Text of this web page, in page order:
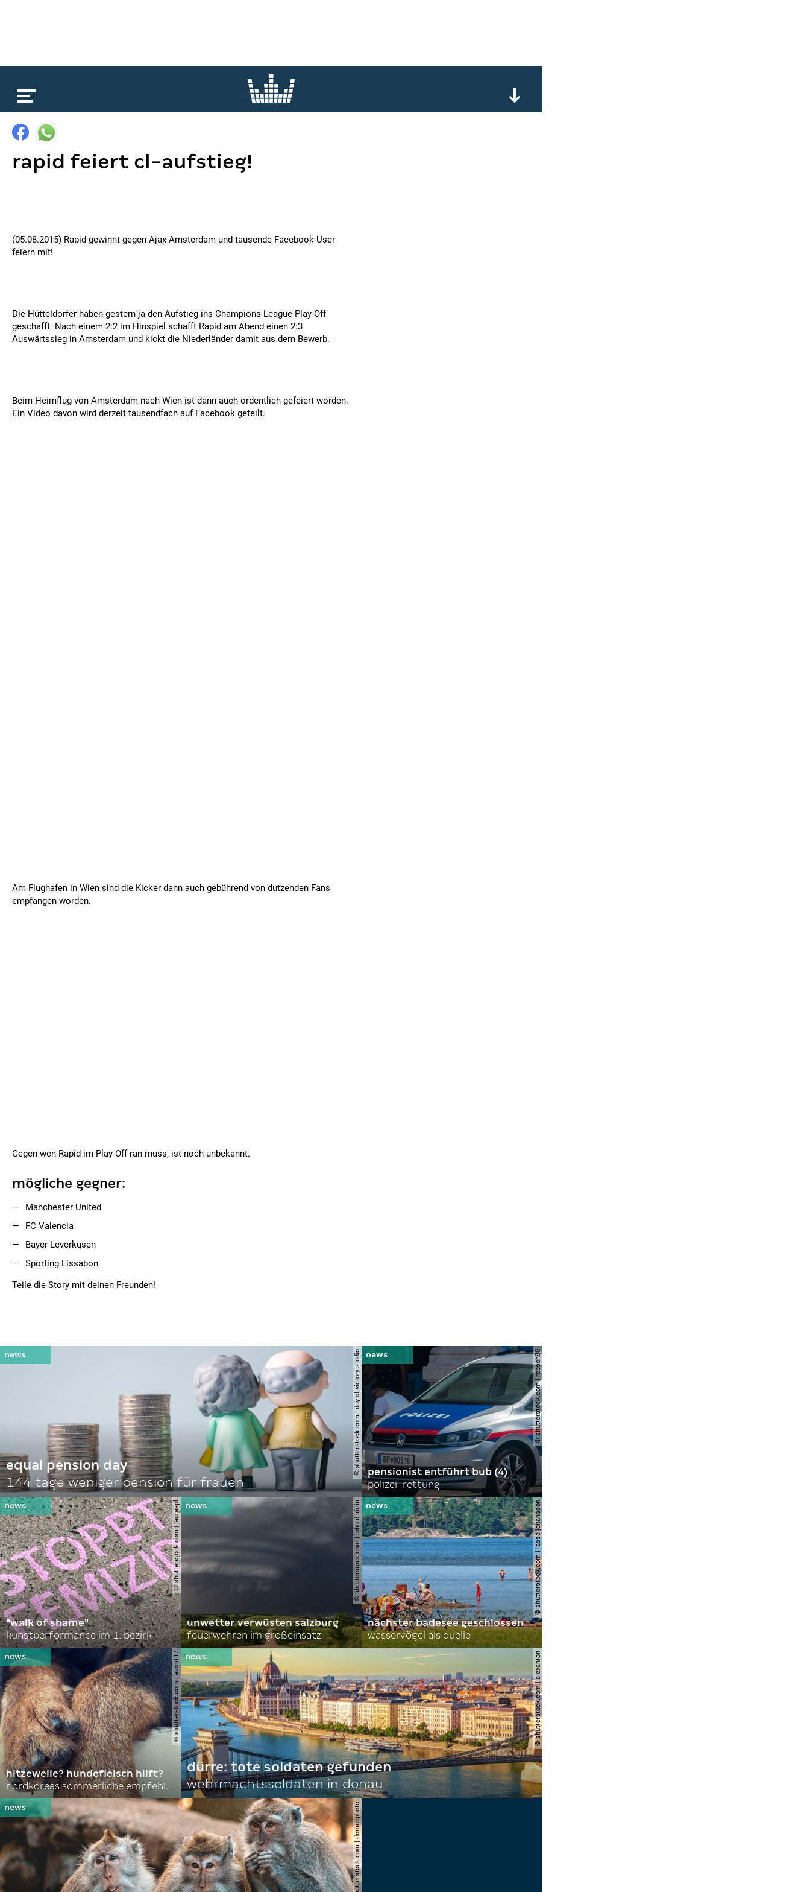
rapid feiert cl-aufstieg!
(05.08.2015) Rapid gewinnt gegen Ajax Amsterdam und tausende Facebook-User
feiern mit!
Die Hütteldorfer haben gestern ja den Aufstieg ins Champions-League-Play-Off
geschafft. Nach einem 2:2 im Hinspiel schafft Rapid am Abend einen 2:3
Auswärtssieg in Amsterdam und kickt die Niederländer damit aus dem Bewerb.
Beim Heimflug von Amsterdam nach Wien ist dann auch ordentlich gefeiert worden.
Ein Video davon wird derzeit tausendfach auf Facebook geteilt.
Am Flughafen in Wien sind die Kicker dann auch gebührend von dutzenden Fans
empfangen worden.
Gegen wen Rapid im Play-Off ran muss, ist noch unbekannt.
mögliche gegner:
Manchester United
FC Valencia
Bayer Leverkusen
Sporting Lissabon
Teile die Story mit deinen Freunden!
© shutterstock.com | day of victory studio
equal pension day
144 tage weniger pension für frauen
© shutterstock.com | robson90
pensionist entführt bub (4)
polizei-rettung
© shutterstock.com | lauraapl
"walk of shame"
kunstperformance im 1. bezirk
© shutterstock.com | john d sirlin
unwetter verwüsten salzburg
feuerwehren im großeinsatz
© shutterstock.com | lasse johansson
nächster badesee geschlossen
wasservögel als quelle
© shutterstock.com | asmit17
hitzewelle? hundefleisch hilft?
nordkoreas sommerliche empfehlungen
© shutterstock.com | alexanton
dürre: tote soldaten gefunden
wehrmachtssoldaten in donau
© shutterstock.com | domuephoto